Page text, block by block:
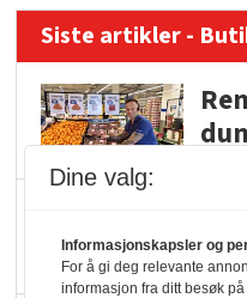
Siste artikler -
Dine valg:
Informasjonskapsler og
For å gi deg relevante
informasjon fra ditt besøk